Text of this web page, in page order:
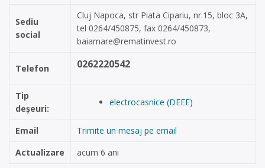
Sediu
social
Cluj Napoca, str Piata Cipariu, nr.15, bloc 3A,
tel 0264/450875, fax 0264/450873,
baiamare@rematinvest.ro
Telefon 0262220542
Tip
deșeuri:
electrocasnice (DEEE)
Email
Trimite un mesaj pe email
Actualizare
acum 6 ani